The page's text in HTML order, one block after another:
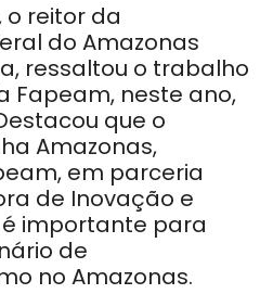
o reitor da
do Amazonas
ressaltou o trabalho
Fapeam, neste ano,
que o
Amazonas,
em parceria
de Inovação e
é importante para
de
no Amazonas.